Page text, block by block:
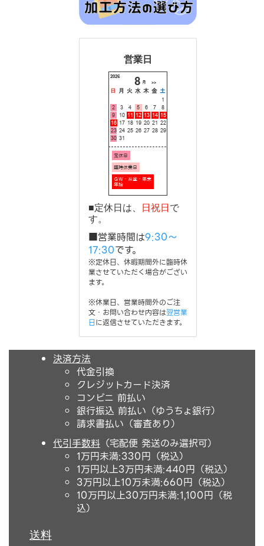
営業日
■定休日は、 日祝日で
す。
■営業時間は9:30～
17:30です。
※定休日、休暇期間外に臨時休
業させていただく場合がござい
ます。
※休業日、営業時間外のご注
文・お問い合わせ内容は翌営業
日に返信させていただきます。
決済方法
代金引換
クレジットカード決済
コンビニ 前払い
銀行振込 前払い（ゆうちょ銀行）
請求書払い（審査あり）
代引手数料 （宅配便 発送のみ選択可）
1万円未満:330円（税込）
1万円以上3万円未満:440円（税込）
3万円以上10万未満:660円（税込）
10万円以上30万円未満:1,100円（税
込）
送料